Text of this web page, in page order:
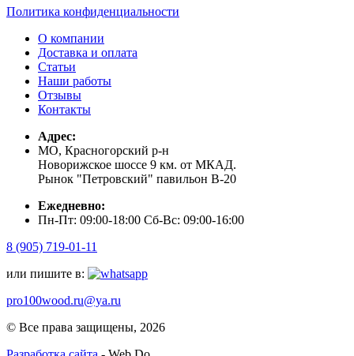
Политика конфиденциальности
О компании
Доставка и оплата
Статьи
Наши работы
Отзывы
Контакты
Адрес:
МО, Красногорский р-н
Новорижское шоссе 9 км. от МКАД.
Рынок "Петровский" павильон В-20
Ежедневно:
Пн-Пт: 09:00-18:00 Сб-Вс: 09:00-16:00
8 (905) 719-01-11
или пишите в:
pro100wood.ru@ya.ru
© Все права защищены, 2026